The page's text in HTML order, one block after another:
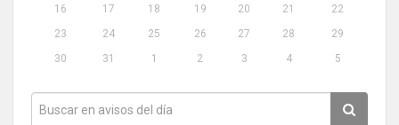
16
17 18 19 20 21
22
23
24 25 26 27 28
29
30
31 1 2 3 4 5